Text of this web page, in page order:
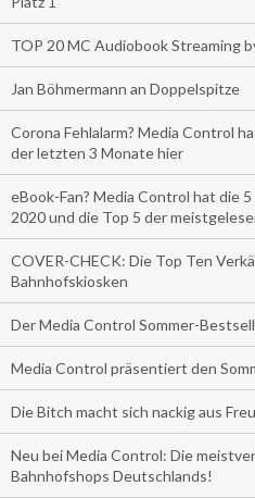
TOP 20 MC Audiobook Streaming
Jan Böhmermann an Doppelspitze
Corona Fehlalarm? Media Control
der letzten 3 Monate hier
eBook-Fan? Media Control hat die
2020 und die Top 5 der
COVER-CHECK: Die Top Ten
Bahnhofskiosken
Der Media Control Sommer-
Media Control präsentiert den
Die Bitch macht sich nackig aus
Neu bei Media Control: Die
Bahnhofshops Deutschlands!